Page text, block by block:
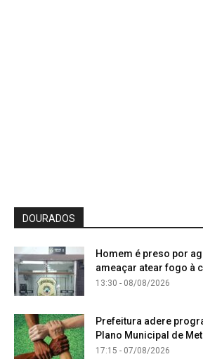
DOURADOS
Homem é preso por
ameaçar atear fogo à
13:30 - 08/08/2026
Prefeitura adere
Plano Municipal de
17:15 - 07/08/2026